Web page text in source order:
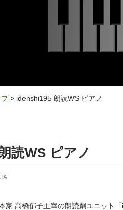
> idenshi195 朗読WS ピアノ
読WS ピアノ
家:高橋郁子主宰の朗読劇ユニット